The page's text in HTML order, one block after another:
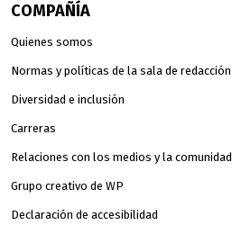
COMPAÑÍA
Quienes somos
Normas y políticas de la sala de redacción
Diversidad e inclusión
Carreras
Relaciones con los medios y la comunidad
Grupo creativo de WP
Declaración de accesibilidad